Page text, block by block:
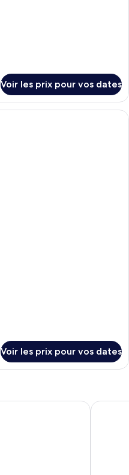
Voir les prix pour vos dates
Voir les prix pour vos dates
Pagoda